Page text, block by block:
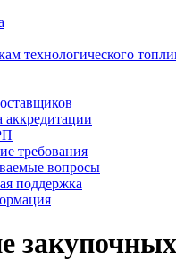
технологического
аккредитации
требования
вопросы
поддержка